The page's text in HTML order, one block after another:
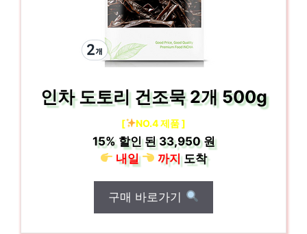
인차 도토리 건조묵 2개 500g
[ NO.4 제품 ]
15%할인 된33,950 원
내일
까지도착
구매 바로가기